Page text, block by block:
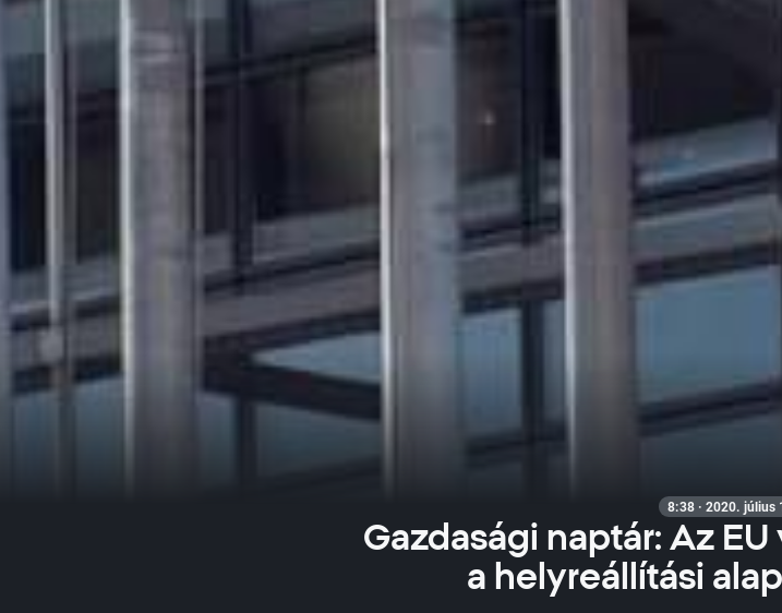
8:38 · 2020. július
Gazdasági naptár: Az
a helyreállítási